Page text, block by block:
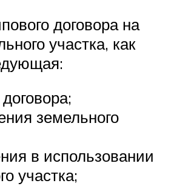
договора на
участка, как
земельного
в использовании
участка;